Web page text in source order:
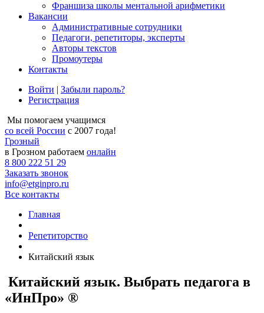
Франшиза школы ментальной арифметики
Вакансии
Административные сотрудники
Педагоги, репетиторы, эксперты
Авторы текстов
Промоутеры
Контакты
Войти | Забыли пароль?
Регистрация
Мы помогаем учащимся
со всей России с 2007 года!
Грозный
в Грозном работаем онлайн
8 800 222 51 29
Заказать звонок
info@etginpro.ru
Все контакты
Главная
Репетиторство
Китайский язык
Китайский язык. Выбрать педагога в
«ИнПро» ®